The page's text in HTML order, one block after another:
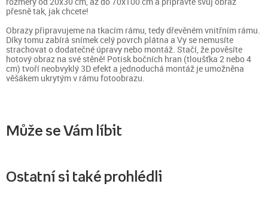
přesně tak, jak chcete!
Obrazy připravujeme na tkacím rámu, tedy dřevěném vnitřním rámu.
Díky tomu zabírá snímek celý povrch plátna a Vy se nemusíte
strachovat o dodatečné úpravy nebo montáž. Stačí, že pověsíte
hotový obraz na své stěně! Potisk bočních hran (tloušťka 2 nebo 4
cm) tvoří neobvyklý 3D efekt a jednoduchá montáž je umožněna
věšákem ukrytým v rámu fotoobrazu.
Může se Vám líbit
Ostatní si také prohlédli